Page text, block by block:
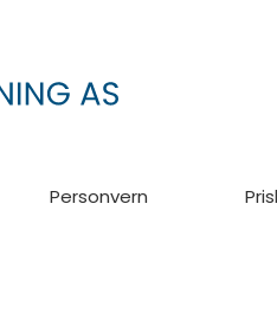
Personvern